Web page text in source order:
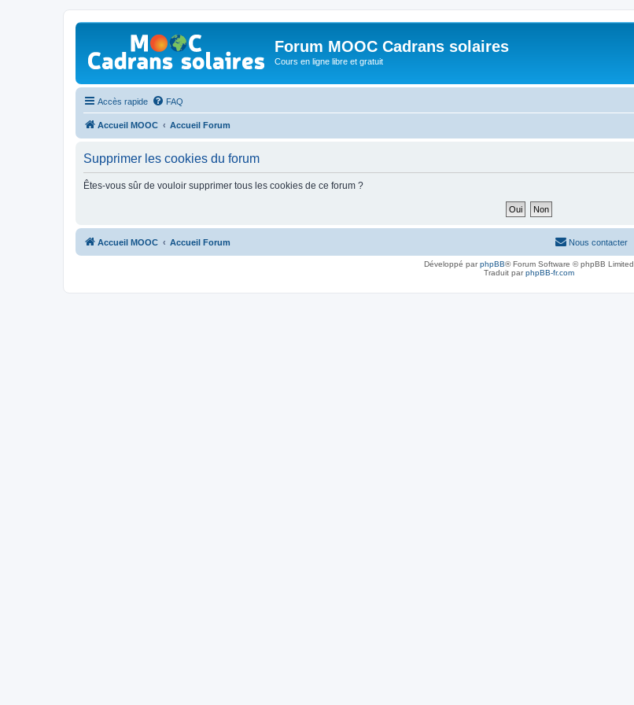
Forum MOOC Cadrans solaires
Cours en ligne libre et gratuit
Accès rapide FAQ
Accueil MOOC Accueil Forum
Supprimer les cookies du forum
Êtes-vous sûr de vouloir supprimer tous les cookies de ce forum ?
Accueil MOOC Accueil Forum Nous contacter
Développé parphpBB® Forum Software © phpBB Limited
Traduit parphpBB-fr.com